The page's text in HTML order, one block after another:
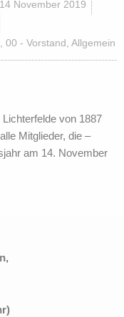
November 2019
, 00 - Vorstand, Allgemein
von 1887
Mitglieder, die –
am 14. November